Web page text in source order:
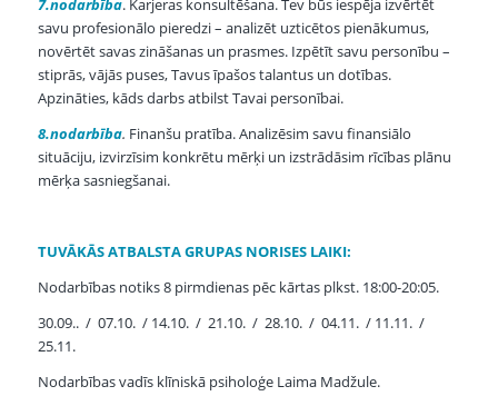
7.nodarbība. Karjeras konsultēšana. Tev būs iespēja izvērtēt
savu profesionālo pieredzi – analizēt uzticētos pienākumus,
novērtēt savas zināšanas un prasmes. Izpētīt savu personību –
stiprās, vājās puses, Tavus īpašos talantus un dotības.
Apzināties, kāds darbs atbilst Tavai personībai.
8.nodarbība. Finanšu pratība. Analizēsim savu finansiālo
situāciju, izvirzīsim konkrētu mērķi un izstrādāsim rīcības plānu
mērķa sasniegšanai.
TUVĀKĀS ATBALSTA GRUPAS NORISES LAIKI:
Nodarbības notiks 8 pirmdienas pēc kārtas plkst. 18:00-20:05.
30.09.. / 07.10. / 14.10. / 21.10. / 28.10. / 04.11. / 11.11. /
25.11.
Nodarbības vadīs klīniskā psiholoģe Laima Madžule.